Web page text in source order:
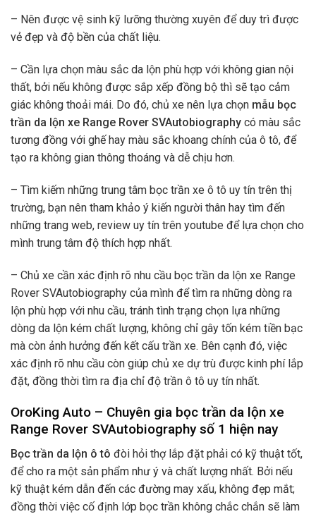
– Nên được vệ sinh kỹ lưỡng thường xuyên để duy trì được
vẻ đẹp và độ bền của chất liệu.
– Cần lựa chọn màu sắc da lộn phù hợp với không gian nội
thất, bởi nếu không được sắp xếp đồng bộ thì sẽ tạo cảm
giác không thoải mái. Do đó, chủ xe nên lựa chọn mẫu bọc
trần da lộn xe Range Rover SVAutobiography có màu sắc
tương đồng với ghế hay màu sắc khoang chính của ô tô, để
tạo ra không gian thông thoáng và dễ chịu hơn.
– Tìm kiếm những trung tâm bọc trần xe ô tô uy tín trên thị
trường, bạn nên tham khảo ý kiến người thân hay tìm đến
những trang web, review uy tín trên youtube để lựa chọn cho
mình trung tâm độ thích hợp nhất.
– Chủ xe cần xác định rõ nhu cầu bọc trần da lộn xe Range
Rover SVAutobiography của mình để tìm ra những dòng ra
lộn phù hợp với nhu cầu, tránh tình trạng chọn lựa những
dòng da lộn kém chất lượng, không chỉ gây tốn kém tiền bạc
mà còn ảnh hưởng đến kết cấu trần xe. Bên cạnh đó, việc
xác định rõ nhu cầu còn giúp chủ xe dự trù được kinh phí lắp
đặt, đồng thời tìm ra địa chỉ độ trần ô tô uy tín nhất.
OroKing Auto – Chuyên gia bọc trần da lộn xe
Range Rover SVAutobiography số 1 hiện nay
Bọc trần da lộn ô tô đòi hỏi thợ lắp đặt phải có kỹ thuật tốt,
để cho ra một sản phẩm như ý và chất lượng nhất. Bởi nếu
kỹ thuật kém dẫn đến các đường may xấu, không đẹp mắt;
đồng thời việc cố định lớp bọc trần không chắc chắn sẽ làm